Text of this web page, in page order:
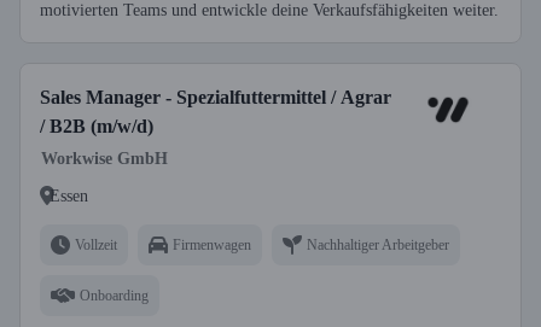
motivierten Teams und entwickle deine Verkaufsfähigkeiten weiter.
Sales Manager - Spezialfuttermittel / Agrar
/ B2B (m/w/d)
Workwise GmbH
Essen
Vollzeit Firmenwagen Nachhaltiger Arbeitgeber
Onboarding